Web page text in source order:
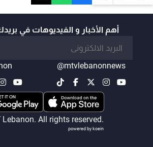
أهم الأخبار و الفيديوهات في
@mtvlebanonnews
All rights reserved.
powered by koein